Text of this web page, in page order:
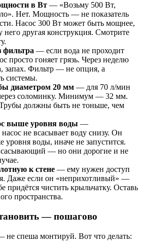
в Вт — «Возьму 500 Вт,
Нет. Мощность — не показатель
Насос 300 Вт может быть мощнее,
него другая конструкция. Смотрите
фильтра — если вода не проходит
просто гоняет грязь. Через неделю
запах. Фильтр — не опция, а
системы.
диаметром 20 мм — для 70 л/мин
соломинку. Минимум — 32 мм.
должны быть не тоньше, чем
выше уровня воды —
не всасывает воду снизу. Он
уровня воды, иначе не запустится.
— но они дорогие и не
к стене — ему нужен доступ
Даже если он «неприхотливый» —
придётся чистить крыльчатку. Оставь
пространства.
— пошагово
не спеша монтируй. Вот что делать: